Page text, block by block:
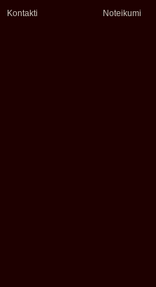
Kontakti Noteikumi